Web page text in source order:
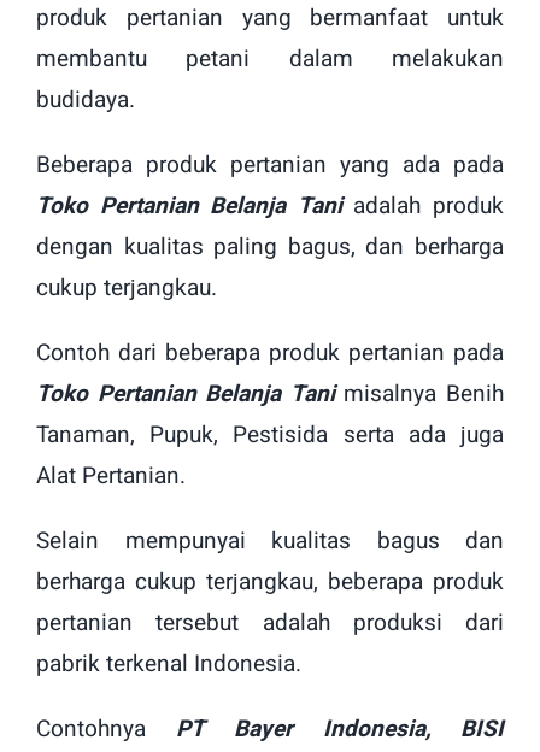
produk pertanian yang bermanfaat untuk
membantu petani dalam melakukan
budidaya.
Beberapa produk pertanian yang ada pada
Toko Pertanian Belanja Tani adalah produk
dengan kualitas paling bagus, dan berharga
cukup terjangkau.
Contoh dari beberapa produk pertanian pada
Toko Pertanian Belanja Tanimisalnya Benih
Tanaman, Pupuk, Pestisida serta ada juga
Alat Pertanian.
Selain mempunyai kualitas bagus dan
berharga cukup terjangkau, beberapa produk
pertanian tersebut adalah produksi dari
pabrik terkenal Indonesia.
Contohnya PT Bayer Indonesia, BISI